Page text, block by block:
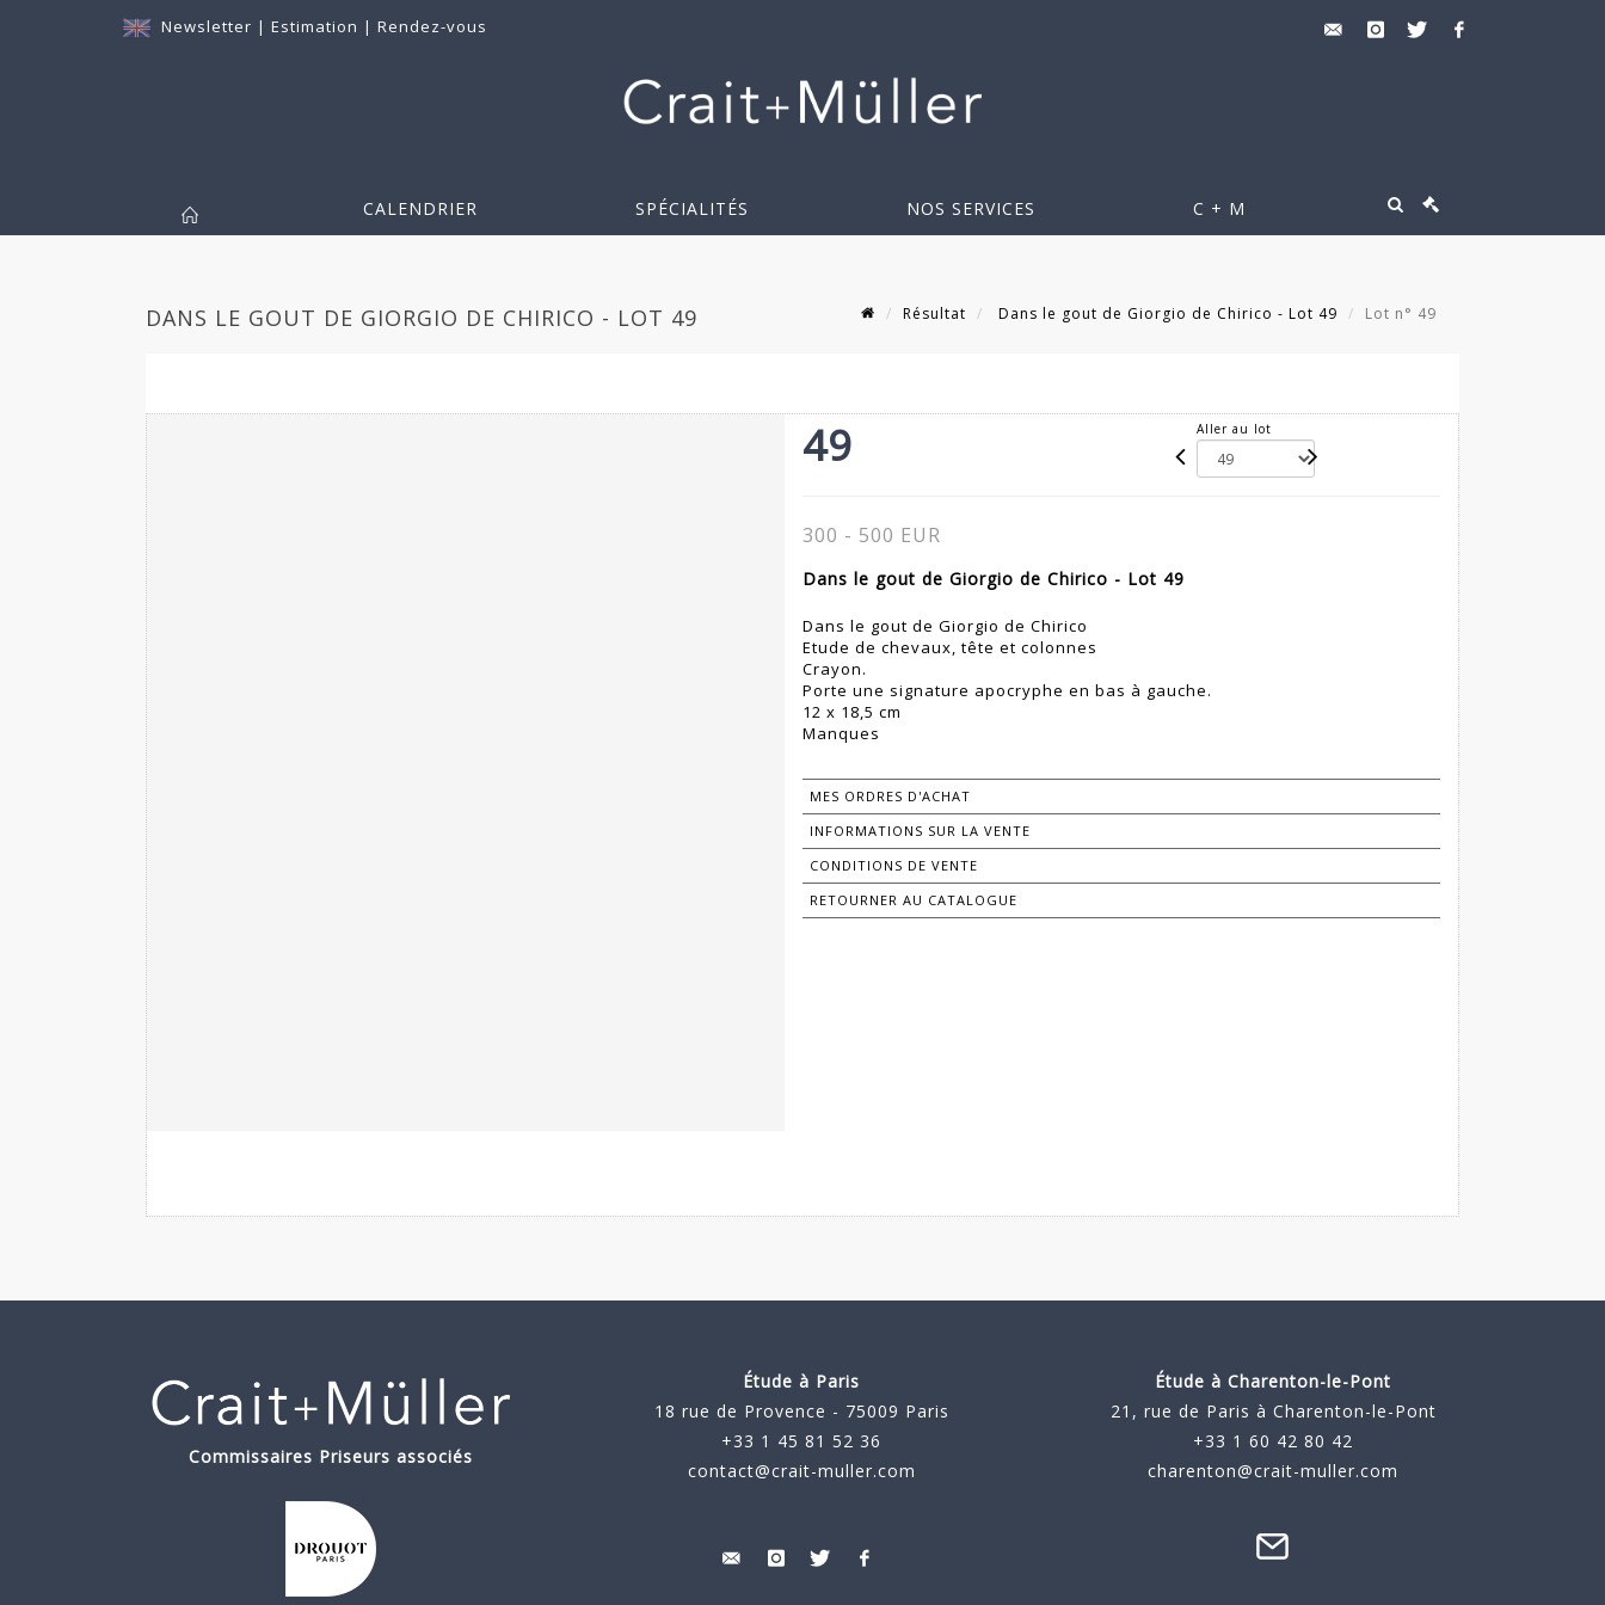
Newsletter | Estimation | Rendez-vous
CALENDRIER SPÉCIALITÉS NOS SERVICES C + M
DANS LE GOUT DE GIORGIO DE CHIRICO - LOT 49 Résultat Dans le gout de Giorgio de Chirico - Lot 49 Lot n° 49
49 Aller au lot
300 - 500 EUR
Dans le gout de Giorgio de Chirico - Lot 49
Dans le gout de Giorgio de Chirico
Etude de chevaux, tête et colonnes
Crayon.
Porte une signature apocryphe en bas à gauche.
12 x 18,5 cm
Manques
MES ORDRES D'ACHAT
INFORMATIONS SUR LA VENTE
CONDITIONS DE VENTE
RETOURNER AU CATALOGUE
Commissaires Priseurs associés
Étude à Paris
18 rue de Provence - 75009 Paris
+33 1 45 81 52 36
contact@crait-muller.com
Étude àCharenton-le-Pont
21, rue de Paris à Charenton-le-Pont
+33 1 60 42 80 42
charenton@crait-muller.com